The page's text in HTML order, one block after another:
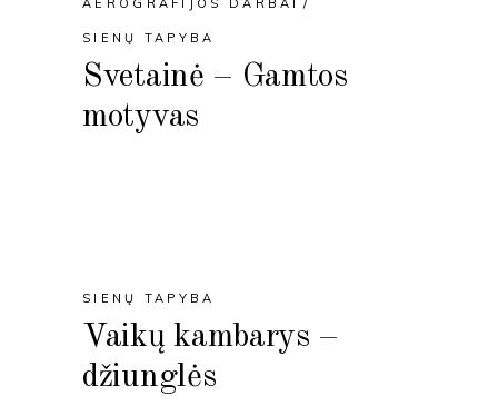
SIENŲ TAPYBA
Svetainė – Gamtos
motyvas
SIENŲ TAPYBA
Vaikų kambarys –
džiunglės